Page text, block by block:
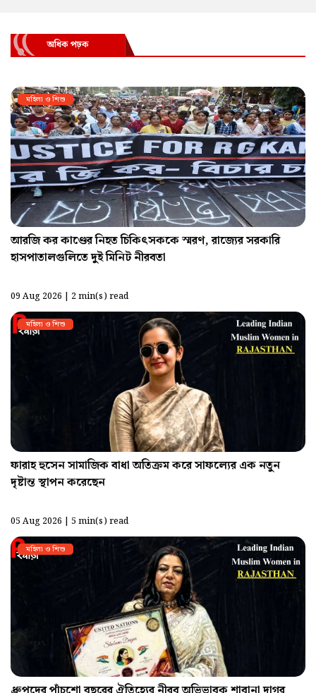
অধিক পঢ়ক
মহিলা ও শিশু
আরজি কর কাণ্ডের নিহত চিকিৎসককে স্মরণ, রাজ্যের সরকারি
হাসপাতালগুলিতে দুই মিনিট নীরবতা
09 Aug 2026 | 2 min(s) read
মহিলা ও শিশু
ফারাহ হুসেন সামাজিক বাধা অতিক্রম করে সাফল্যের এক নতুন
দৃষ্টান্ত স্থাপন করেছেন
05 Aug 2026 | 5 min(s) read
মহিলা ও শিশু